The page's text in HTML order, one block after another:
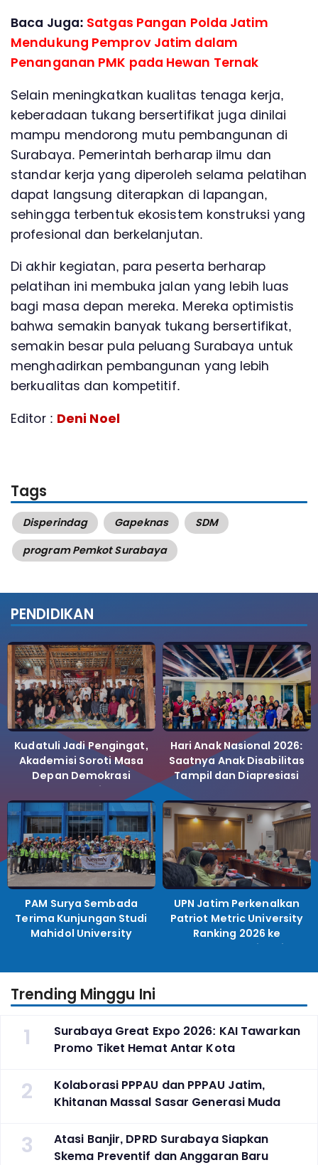
Baca Juga: Satgas Pangan Polda Jatim
Mendukung Pemprov Jatim dalam
Penanganan PMK pada Hewan Ternak
Selain meningkatkan kualitas tenaga kerja,
keberadaan tukang bersertifikat juga dinilai
mampu mendorong mutu pembangunan di
Surabaya. Pemerintah berharap ilmu dan
standar kerja yang diperoleh selama pelatihan
dapat langsung diterapkan di lapangan,
sehingga terbentuk ekosistem konstruksi yang
profesional dan berkelanjutan.
Di akhir kegiatan, para peserta berharap
pelatihan ini membuka jalan yang lebih luas
bagi masa depan mereka. Mereka optimistis
bahwa semakin banyak tukang bersertifikat,
semakin besar pula peluang Surabaya untuk
menghadirkan pembangunan yang lebih
berkualitas dan kompetitif.
Editor : Deni Noel
Tags
Disperindag Gapeknas
SDM
program Pemkot Surabaya
PENDIDIKAN
Kudatuli Jadi Pengingat,
Akademisi Soroti Masa
Depan Demokrasi
Indonesia
Hari Anak Nasional 2026:
Saatnya Anak Disabilitas
Tampil dan Diapresiasi
PAM Surya Sembada
Terima Kunjungan Studi
Mahidol University
UPN Jatim Perkenalkan
Patriot Metric University
Ranking 2026 ke
Perguruan Tinggi
Trending Minggu Ini
1
Surabaya Great Expo 2026: KAI Tawarkan
Promo Tiket Hemat Antar Kota
2
Kolaborasi PPPAU dan PPPAU Jatim,
Khitanan Massal Sasar Generasi Muda
3
Atasi Banjir, DPRD Surabaya Siapkan
Skema Preventif dan Anggaran Baru